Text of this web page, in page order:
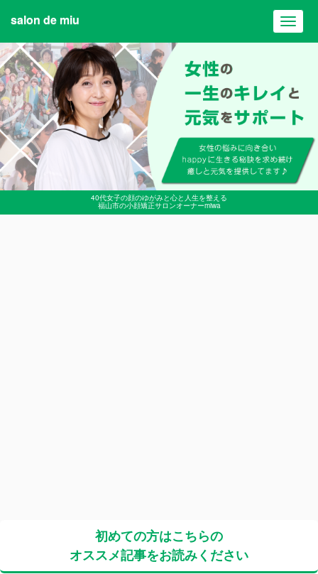
40代女子の顔のゆがみと心と人生を整える
福山市の小顔矯正サロンオーナーmiwa
salon de miu
初めての方はこちらの
オススメ記事をお読みください